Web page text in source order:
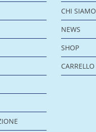
CHI SIAMO
NEWS
SHOP
CARRELLO